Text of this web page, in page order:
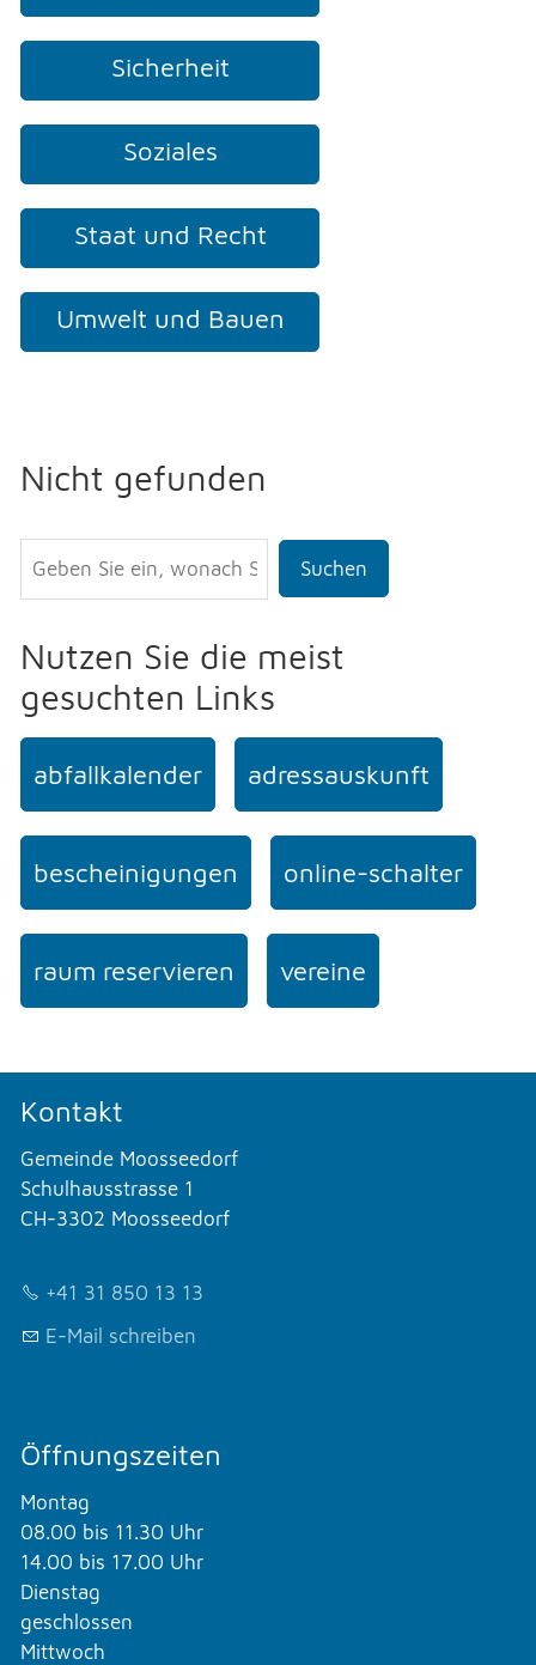
Sicherheit
Soziales
Staat und Recht
Umwelt und Bauen
Nicht gefunden
Suchen
Nutzen Sie die meist
gesuchten Links
abfallkalender adressauskunft
bescheinigungen online-schalter
raum reservieren vereine
Kontakt
Gemeinde Moosseedorf
Schulhausstrasse 1
CH-3302 Moosseedorf
+41 31 850 13 13
E-Mail schreiben
Öffnungszeiten
Montag
08.00 bis 11.30 Uhr
14.00 bis 17.00 Uhr
Dienstag
geschlossen
Mittwoch